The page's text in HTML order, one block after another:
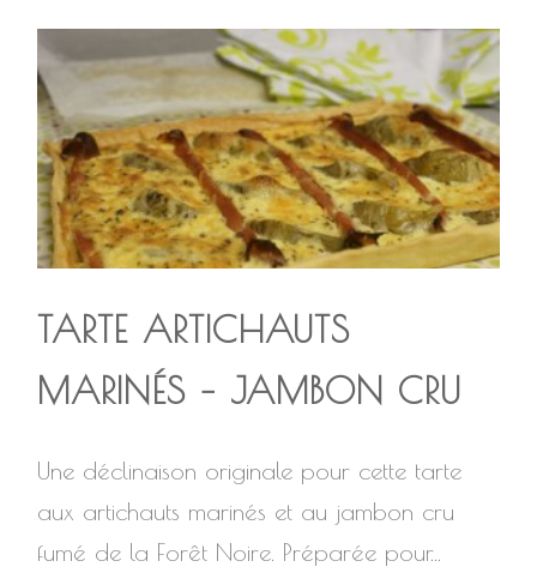
TARTE ARTICHAUTS
MARINÉS – JAMBON CRU
Une déclinaison originale pour cette tarte
aux artichauts marinés et au jambon cru
fumé de la Forêt Noire. Préparée pour...